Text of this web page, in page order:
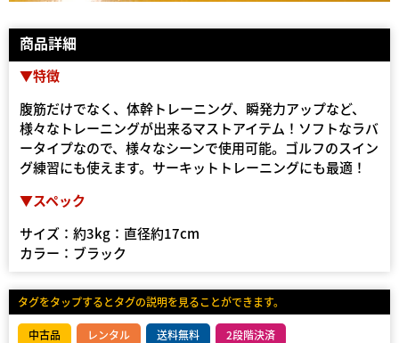
商品詳細
▼特徴
腹筋だけでなく、体幹トレーニング、瞬発力アップなど、
様々なトレーニングが出来るマストアイテム！ソフトなラバ
ータイプなので、様々なシーンで使用可能。ゴルフのスイン
グ練習にも使えます。サーキットトレーニングにも最適！
▼スペック
サイズ：約3kg：直径約17cm
カラー：ブラック
タグをタップするとタグの説明を見ることができます。
中古品 レンタル 送料無料 2段階決済